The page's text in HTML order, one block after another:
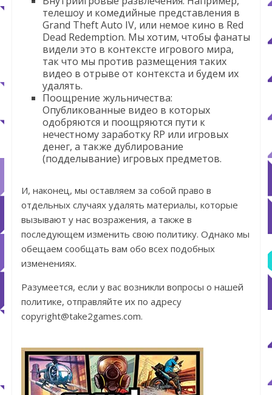
телешоу и комедийные представления в
Grand Theft Auto IV, или немое кино в Red
Dead Redemption. Мы хотим, чтобы фанаты
видели это в контексте игрового мира,
так что мы против размещения таких
видео в отрыве от контекста и будем их
удалять.
Поощрение жульничества:
Опубликованные видео в которых
одобряются и поощряются пути к
нечестному заработку RP или игровых
денег, а также дублирование
(подделывание) игровых предметов.
И, наконец, мы оставляем за собой право в
отдельных случаях удалять материалы, которые
вызывают у нас возражения, а также в
последующем изменить свою политику. Однако мы
обещаем сообщать вам обо всех подобных
изменениях.
Разумеется, если у вас возникли вопросы о нашей
политике, отправляйте их по адресу
copyright@take2games.com.